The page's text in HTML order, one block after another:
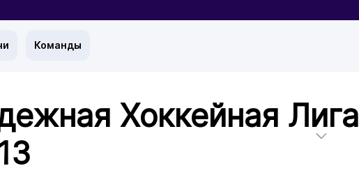
Команды
Хоккейная Лига